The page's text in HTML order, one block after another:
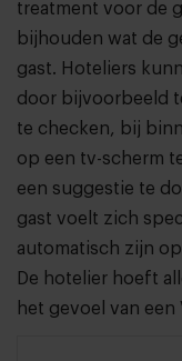
treatment voor de
bijhouden wat de
gast. Hoteliers
door bijvoorbeeld
te checken, bij
op een tv-scherm
een suggestie te
gast voelt zich
automatisch zijn
De hotelier hoeft
het gevoel van